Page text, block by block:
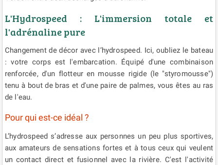
L'Hydrospeed : L'immersion totale et
l'adrénaline pure
Changement de décor avec l’hydrospeed. Ici, oubliez le bateau
: votre corps est l'embarcation. Équipé d'une combinaison
renforcée, d'un flotteur en mousse rigide (le "styromousse")
tenu à bout de bras et d'une paire de palmes, vous êtes au ras
de l'eau.
Pour qui est-ce idéal ?
L’hydrospeed s’adresse aux personnes un peu plus sportives,
aux amateurs de sensations fortes et à tous ceux qui veulent
un contact direct et fusionnel avec la rivière. C'est l'activité